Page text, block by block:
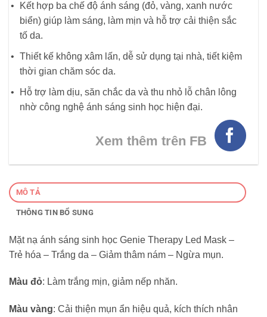
Kết hợp ba chế độ ánh sáng (đỏ, vàng, xanh nước
biển) giúp làm sáng, làm mịn và hỗ trợ cải thiện sắc
tố da.
Thiết kế không xâm lấn, dễ sử dụng tại nhà, tiết kiệm
thời gian chăm sóc da.
Hỗ trợ làm dịu, săn chắc da và thu nhỏ lỗ chân lông
nhờ công nghệ ánh sáng sinh học hiện đại.
Xem thêm trên FB
MÔ TẢ
THÔNG TIN BỔ SUNG
Mặt nạ ánh sáng sinh học Genie Therapy Led Mask –
Trẻ hóa – Trắng da – Giảm thâm nám – Ngừa mụn.
Màu đỏ: Làm trắng mịn, giảm nếp nhăn.
Màu vàng: Cải thiện mụn ẩn hiệu quả, kích thích nhân